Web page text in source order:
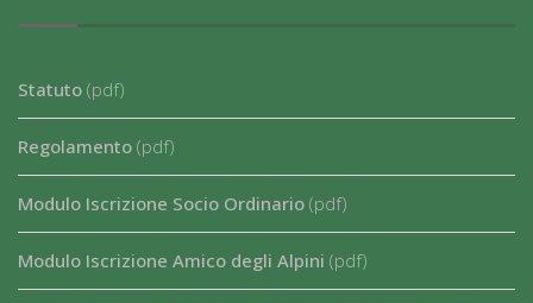
Statuto (pdf)
Regolamento (pdf)
Modulo Iscrizione Socio Ordinario (pdf)
Modulo Iscrizione Amico degli Alpini (pdf)